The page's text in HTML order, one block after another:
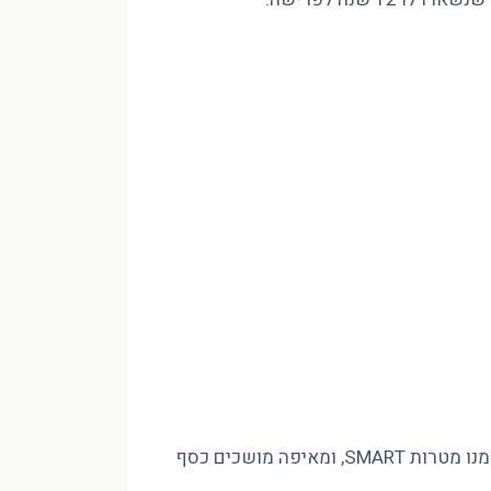
מינוס בהכנסה של 10,000 ₪ לא נסגר בחיסכון שאין לכם, אלא בסדר. פיטר הוד CFP מסביר איך בונים חזון לעשור, גוזרים ממנו מטרות SMART, ומאיפה מושכים כסף